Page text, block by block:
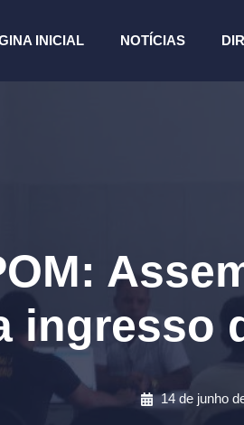
INICIAL NOTÍCIAS
ingresso
14 de junho